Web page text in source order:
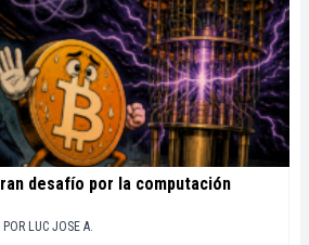
desafío por la computación
POR LUC JOSE A.